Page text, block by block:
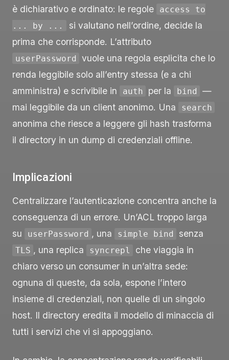
è dichiarativo e ordinato: le regole
access to
... by ...
si valutano nell’ordine, decide la
prima che corrisponde. L’attributo
userPassword
vuole una regola esplicita che lo
renda leggibile solo all’entry stessa (e a chi
amministra) e scrivibile in
auth per la bind
—
mai leggibile da un client anonimo. Una
search
anonima che riesce a leggere gli hash trasforma
il directory in un dump di credenziali offline.
Implicazioni
Centralizzare l’autenticazione concentra anche la
conseguenza di un errore. Un’ACL troppo larga
su
userPassword , una simple bind senza
TLS , una replica syncrepl
che viaggia in
chiaro verso un consumer in un’altra sede:
ognuna di queste, da sola, espone l’intero
insieme di credenziali, non quelle di un singolo
host. Il directory eredita il modello di minaccia di
tutti i servizi che vi si appoggiano.